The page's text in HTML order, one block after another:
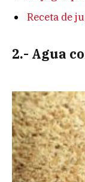
Receta de
2.- Agua